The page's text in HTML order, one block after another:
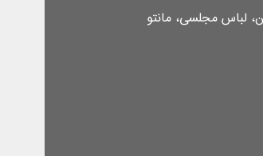
لباس مجلسی، مانتو